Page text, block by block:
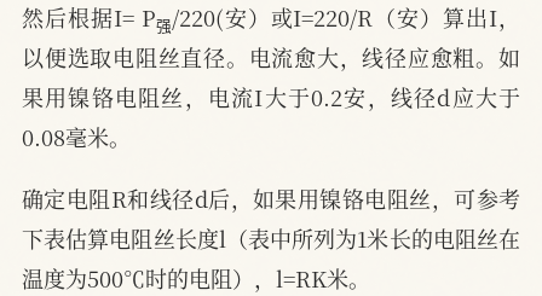
然后根据I= P强/220(安）或I=220/R（安）算出I，
以便选取电阻丝直径。电流愈大，线径应愈粗。如
果用镍铬电阻丝，电流I大于0.2安，线径d应大于
0.08毫米。
确定电阻R和线径d后，如果用镍铬电阻丝，可参考
下表估算电阻丝长度l（表中所列为1米长的电阻丝在
温度为500℃时的电阻），l=RK米。